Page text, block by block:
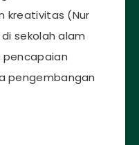
kreativitas (Nur
sekolah alam
pencapaian
pengembangan